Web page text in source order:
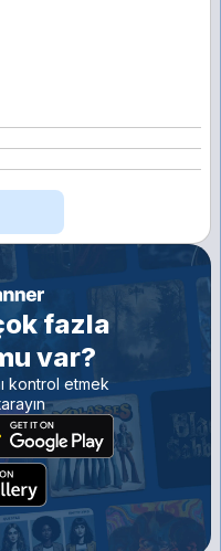
fazla
var?
kontrol etmek